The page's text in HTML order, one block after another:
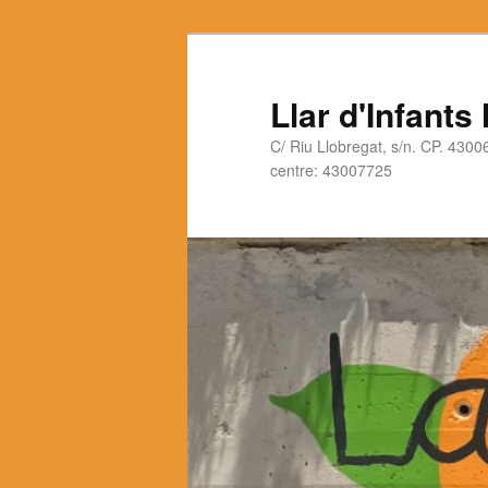
Llar d'Infants
C/ Riu Llobregat, s/n. CP.
centre: 43007725